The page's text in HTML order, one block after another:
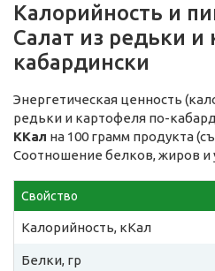
Калорийность и
Салат из редьки и
кабардински
Энергетическая ценность
редьки и картофеля по-
ККал на 100 грамм продукта
Соотношение белков, жиров и
Свойство
Калорийность, кКал
Белки, гр